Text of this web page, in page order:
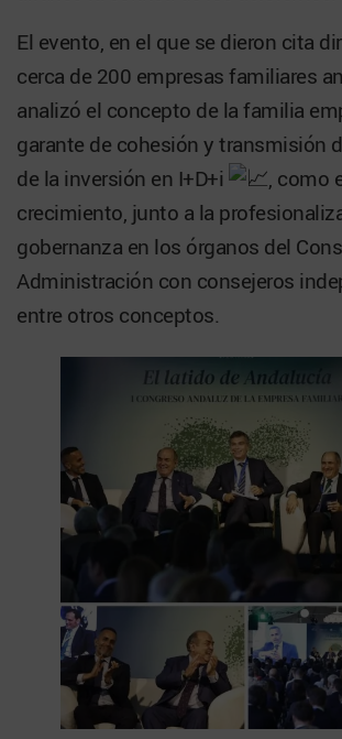
El evento, en el que se dieron cita
cerca de 200 empresas familiares
analizó el concepto de la familia
garante de cohesión y transmisión
de la inversión en I+D+i
, como
crecimiento, junto a la
gobernanza en los órganos del
Administración con consejeros
entre otros conceptos.